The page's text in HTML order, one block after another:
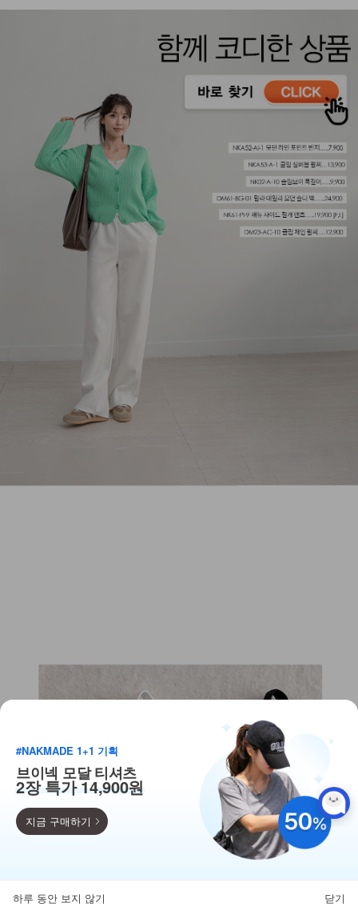
득템찬스
#NAKMADE 1+1 기획
브이넥 모달 티셔츠
2장 특가 14,900원
지금 구매하기
하루 동안 보지 않기 닫기
뒤로가기 카테고리 마이페이지